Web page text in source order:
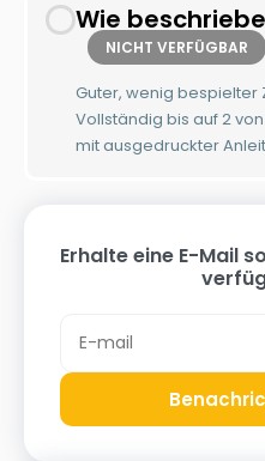
Wie
NICHT VERFÜGBAR
Guter, wenig bespielter
Vollständig bis auf 2
mit ausgedruckter
Erhalte eine E-Mail